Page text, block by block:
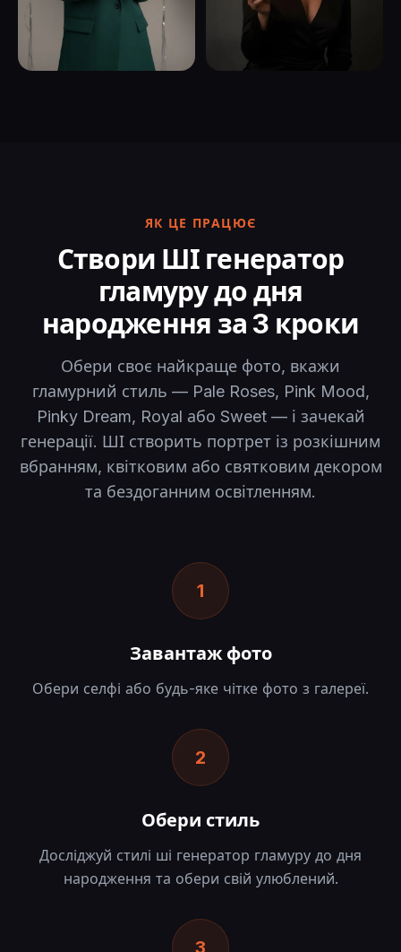
ЯК ЦЕ ПРАЦЮЄ
Створи ШІ генератор
гламуру до дня
народження за 3 кроки
Обери своє найкраще фото, вкажи
гламурний стиль — Pale Roses, Pink Mood,
Pinky Dream, Royal або Sweet — і зачекай
генерації. ШІ створить портрет із розкішним
вбранням, квітковим або святковим декором
та бездоганним освітленням.
1
Завантаж фото
Обери селфі або будь-яке чітке фото з галереї.
2
Обери стиль
Досліджуй стилі ші генератор гламуру до дня
народження та обери свій улюблений.
3